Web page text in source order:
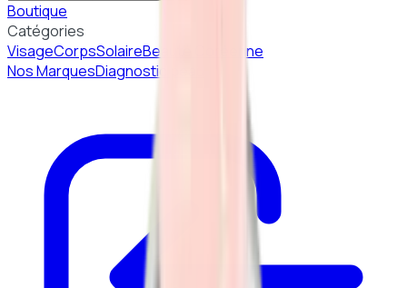
Boutique
Catégories
VisageCorpsSolaireBeauté Coréenne
Nos MarquesDiagnostic peau